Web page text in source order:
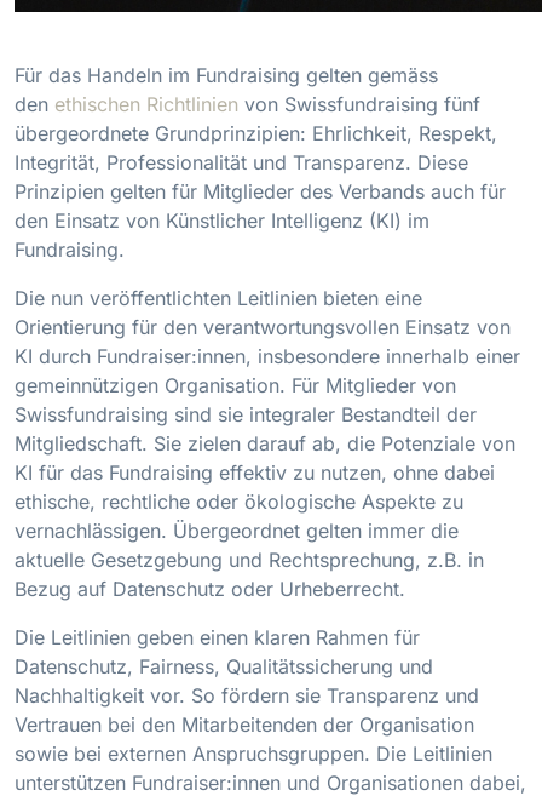
Für das Handeln im Fundraising gelten gemäss
den ethischen Richtlinien von Swissfundraising fünf
übergeordnete Grundprinzipien: Ehrlichkeit, Respekt,
Integrität, Professionalität und Transparenz. Diese
Prinzipien gelten für Mitglieder des Verbands auch für
den Einsatz von Künstlicher Intelligenz (KI) im
Fundraising.
Die nun veröffentlichten Leitlinien bieten eine
Orientierung für den verantwortungsvollen Einsatz von
KI durch Fundraiser:innen, insbesondere innerhalb einer
gemeinnützigen Organisation. Für Mitglieder von
Swissfundraising sind sie integraler Bestandteil der
Mitgliedschaft. Sie zielen darauf ab, die Potenziale von
KI für das Fundraising effektiv zu nutzen, ohne dabei
ethische, rechtliche oder ökologische Aspekte zu
vernachlässigen. Übergeordnet gelten immer die
aktuelle Gesetzgebung und Rechtsprechung, z.B. in
Bezug auf Datenschutz oder Urheberrecht.
Die Leitlinien geben einen klaren Rahmen für
Datenschutz, Fairness, Qualitätssicherung und
Nachhaltigkeit vor. So fördern sie Transparenz und
Vertrauen bei den Mitarbeitenden der Organisation
sowie bei externen Anspruchsgruppen. Die Leitlinien
unterstützen Fundraiser:innen und Organisationen dabei,